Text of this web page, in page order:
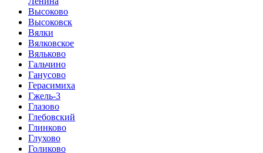
Высоково
Высоковск
Вялки
Вялковское
Вяльково
Гальчино
Ганусово
Герасимиха
Гжель-3
Глазово
Глебовский
Глинково
Глухово
Голиково